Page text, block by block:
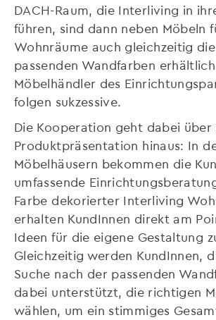
DACH-Raum, die Interliving in
führen, sind dann neben Möbeln
Wohnräume auch gleichzeitig
passenden Wandfarben
Möbelhändler des
folgen sukzessive.
Die Kooperation geht dabei über
Produktpräsentation hinaus: In
Möbelhäusern bekommen die
umfassende
Farbe dekorierter Interliving
erhalten KundInnen direkt am
Ideen für die eigene Gestaltung
Gleichzeitig werden KundInnen,
Suche nach der passenden
dabei unterstützt, die richtigen
wählen, um ein stimmiges